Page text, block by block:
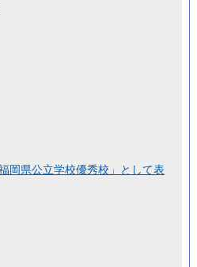
岡県公立学校優秀校」として表